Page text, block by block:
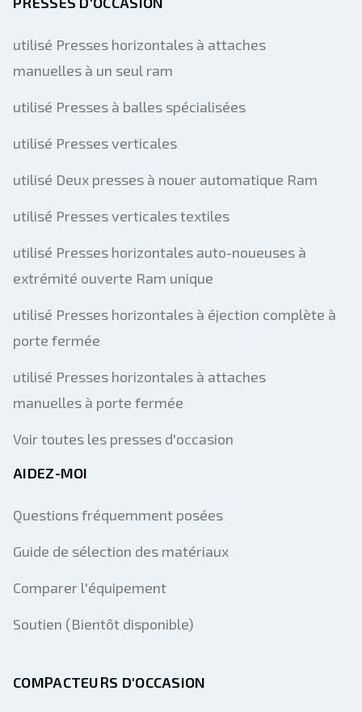
utilisé Presses horizontales à attaches
manuelles à un seul ram
utilisé Presses à balles spécialisées
utilisé Presses verticales
utilisé Deux presses à nouer automatique Ram
utilisé Presses verticales textiles
utilisé Presses horizontales auto-noueuses à
extrémité ouverte Ram unique
utilisé Presses horizontales à éjection complète à
porte fermée
utilisé Presses horizontales à attaches
manuelles à porte fermée
Voir toutes les presses d'occasion
AIDEZ-MOI
Questions fréquemment posées
Guide de sélection des matériaux
Comparer l'équipement
Soutien (Bientôt disponible)
COMPACTEURS D'OCCASION